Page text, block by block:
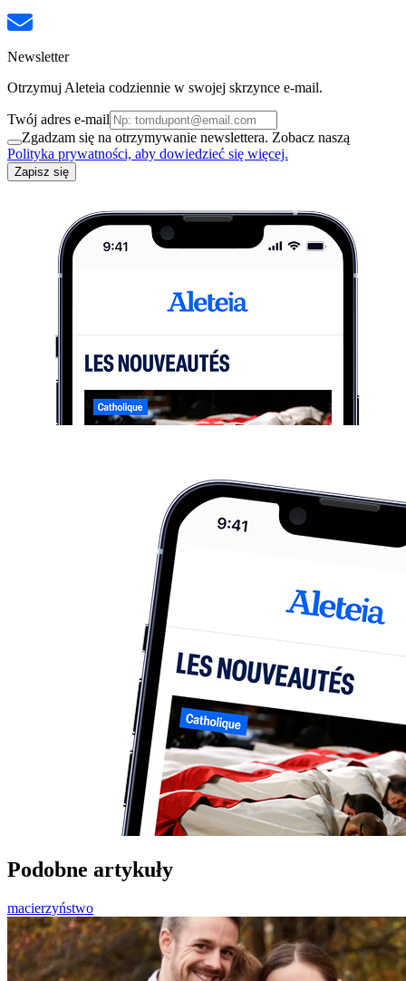
Newsletter
Otrzymuj Aleteia codziennie w swojej skrzynce e-mail.
Twój adres e-mail
Zgadzam się na otrzymywanie newslettera. Zobacz naszą
Polityka prywatności, aby dowiedzieć się więcej.
Zapisz się
Podobne artykuły
macierzyństwo